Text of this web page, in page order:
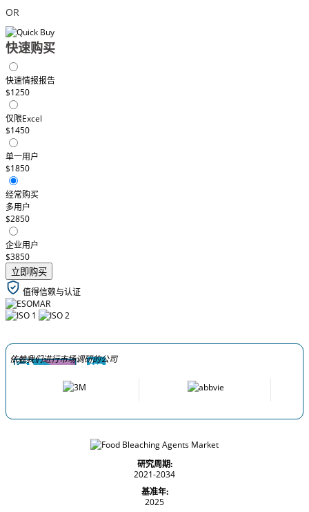
OR
快速购买
快速情报报告
$1250
仅限Excel
$1450
单一用户
$1850
经常购买
多用户
$2850
企业用户
$3850
立即购买
值得信赖与认证
依赖我们进行市场调研的公司
研究周期:
2021-2034
基准年:
2025